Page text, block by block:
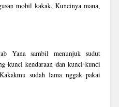
mobil kakak. Kuncinya mana,
Yana sambil menunjuk sudut
kunci kendaraan dan kunci-kunci
sudah lama nggak pakai